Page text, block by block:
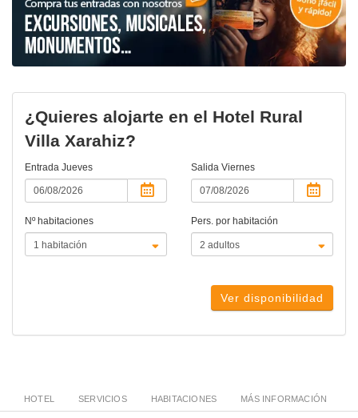
¿Quieres alojarte en el Hotel Rural
Villa Xarahiz?
Entrada Jueves Salida Viernes
Nº habitaciones Pers. por habitación
Ver disponibilidad
HOTEL SERVICIOS HABITACIONES MÁS INFORMACIÓN